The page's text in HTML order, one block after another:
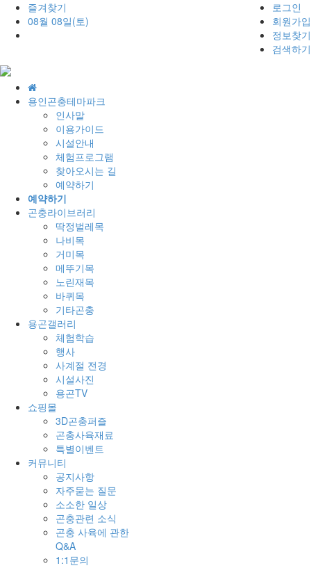
즐겨찾기
08월 08일(토)
로그인
회원가입
정보찾기
검색하기
홈
으
로
용인곤충테마파크
인사말
이용가이드
시설안내
체험프로그램
찾아오시는 길
예약하기
예약하기
곤충라이브러리
딱정벌레목
나비목
거미목
메뚜기목
노린재목
바퀴목
기타곤충
용곤갤러리
체험학습
행사
사계절 전경
시설사진
용곤TV
쇼핑몰
3D곤충퍼즐
곤충사육재료
특별이벤트
커뮤니티
공지사항
자주묻는 질문
소소한 일상
곤충관련 소식
곤충 사육에 관한
Q&A
1:1문의